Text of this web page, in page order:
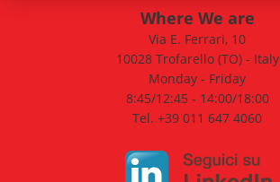
Where We are
Via E. Ferrari, 10
10028 Trofarello (TO) - Italy
Monday - Friday
8:45/12:45 - 14:00/18:00
Tel. +39 011 647 4060